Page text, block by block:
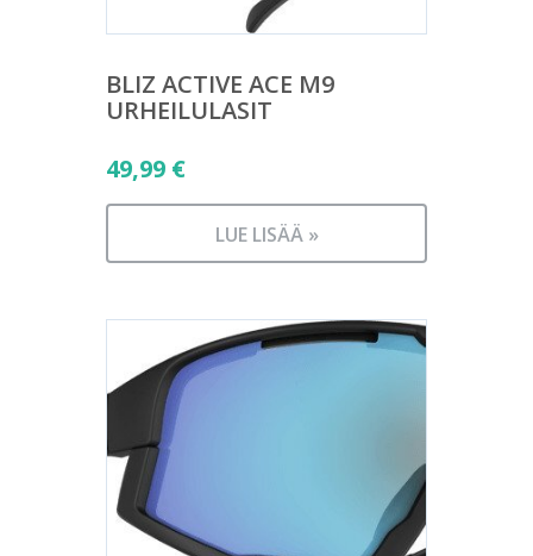
BLIZ ACTIVE ACE M9
URHEILULASIT
49,99 €
LUE LISÄÄ »